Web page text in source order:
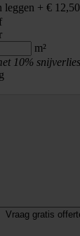
leggen + € 12,50
m²
10%
Vraag gratis